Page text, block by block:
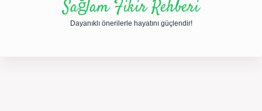
Sağlam Fikir Rehberi
Dayanıklı önerilerle hayatını güçlendir!